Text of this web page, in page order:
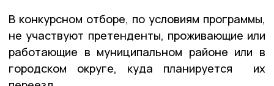
В конкурсном отборе, по условиям программы,
не участвуют претенденты, проживающие или
работающие в муниципальном районе или в
городском округе, куда планируется их